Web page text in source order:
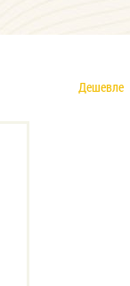
Дешевле